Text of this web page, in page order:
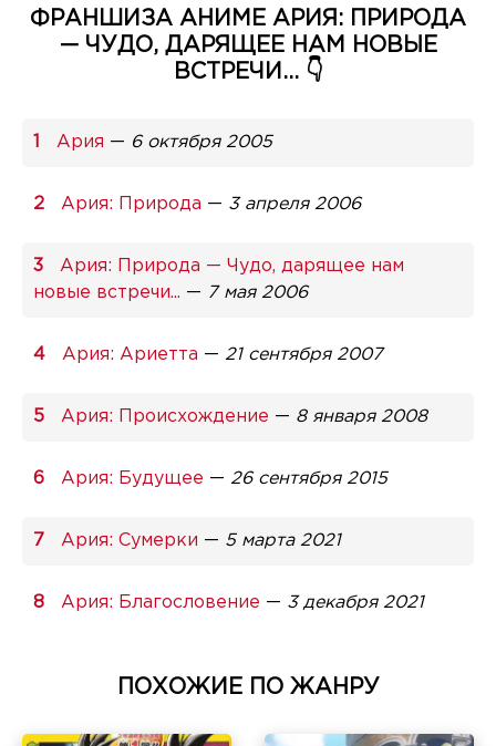
ФРАНШИЗА АНИМЕ АРИЯ: ПРИРОДА
— ЧУДО, ДАРЯЩЕЕ НАМ НОВЫЕ
ВСТРЕЧИ... 👇
Ария — 6 октября 2005
Ария: Природа — 3 апреля 2006
Ария: Природа — Чудо, дарящее нам
новые встречи... — 7 мая 2006
Ария: Ариетта — 21 сентября 2007
Ария: Происхождение — 8 января 2008
Ария: Будущее — 26 сентября 2015
Ария: Сумерки — 5 марта 2021
Ария: Благословение — 3 декабря 2021
ПОХОЖИЕ ПО ЖАНРУ